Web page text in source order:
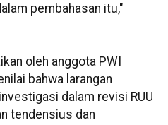
pembahasan itu,"
oleh anggota PWI
bahwa larangan
dalam revisi RUU
tendensius dan